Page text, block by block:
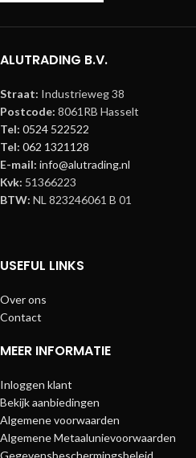
ALUTRADING B.V.
Straat: Industrieweg 38
Postcode: 8061RB Hasselt
Tel: 0524 522522
Tel: 062 1321128
E-mail: info@alutrading.nl
Kvk: 51366223
BTW: NL 823246061 B 01
USEFUL LINKS
Over ons
Contact
MEER INFORMATIE
Inloggen klant
Bekijk aanbiedingen
Algemene voorwaarden
Algemene Metaalunievoorwaarden
Gegevensbeschermingsbeleid